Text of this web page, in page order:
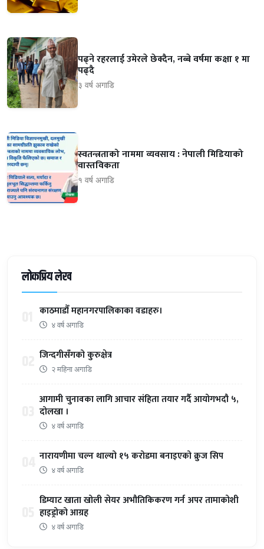
पढ्ने रहरलाई उमेरले छेक्दैन, नब्बे वर्षमा कक्षा १ मा
पढ्दै
३ वर्ष अगाडि
स्वतन्त्रताको नाममा व्यवसाय : नेपाली मिडियाको
वास्तविकता
१ वर्ष अगाडि
लोकप्रिय लेख
काठमाडौँ महानगरपालिकाका वडाहरु।
४ वर्ष अगाडि
जिन्दगीसँगको कुरुक्षेत्र
२ महिना अगाडि
आगामी चुनावका लागि आचार संहिता तयार गर्दै आयोगभदौ ५,
दोलखा ।
४ वर्ष अगाडि
नारायणीमा चल्न थाल्यो १५ करोडमा बनाइएको क्रुज सिप
४ वर्ष अगाडि
डिम्याट खाता खोली सेयर अभौतिकिकरण गर्न अपर तामाकोशी
हाइड्रोको आग्रह
४ वर्ष अगाडि